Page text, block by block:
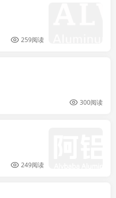
259阅读
300阅读
249阅读